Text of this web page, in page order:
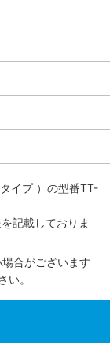
イプ ） の型番TT-
記載しておりま
合がございます
い。